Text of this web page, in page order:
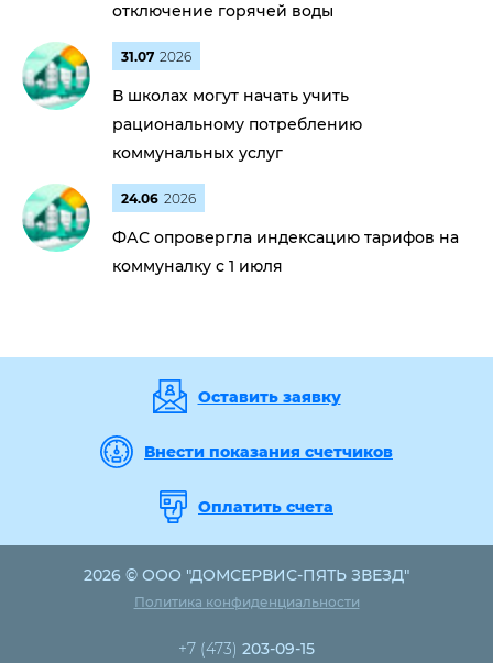
отключение горячей воды
31.07 2026
В школах могут начать учить
рациональному потреблению
коммунальных услуг
24.06 2026
ФАС опровергла индексацию тарифов на
коммуналку с 1 июля
Оставить заявку
Внести показания счетчиков
Оплатить счета
2026 © ООО "ДОМСЕРВИС-ПЯТЬ ЗВЕЗД"
Политика конфиденциальности
+7 (473) 203-09-15